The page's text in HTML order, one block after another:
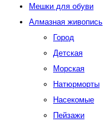
Мешки для обуви
Алмазная живопись
Город
Детская
Морская
Натюрморты
Насекомые
Пейзажи